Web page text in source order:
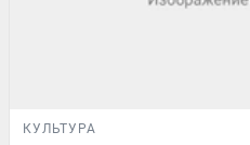
КУЛЬТУРА